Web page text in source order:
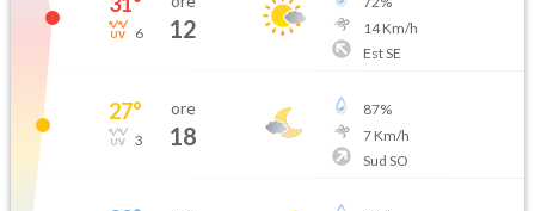
6 12
14Km/h
Est SE
27°
3
ore
18
87%
7Km/h
Sud SO